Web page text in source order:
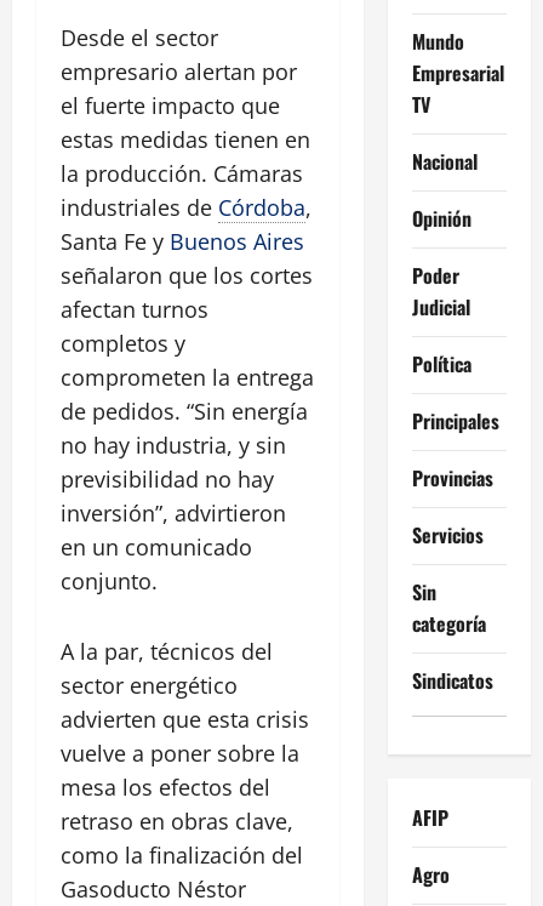
Desde el sector
empresario alertan por
el fuerte impacto que
estas medidas tienen en
la producción. Cámaras
industriales de Córdoba,
Santa Fe y Buenos Aires
señalaron que los cortes
afectan turnos
completos y
comprometen la entrega
de pedidos. “Sin energía
no hay industria, y sin
previsibilidad no hay
inversión”, advirtieron
en un comunicado
conjunto.
A la par, técnicos del
sector energético
advierten que esta crisis
vuelve a poner sobre la
mesa los efectos del
retraso en obras clave,
como la finalización del
Gasoducto Néstor
Mundo
Empresarial
TV
Nacional
Opinión
Poder
Judicial
Política
Principales
Provincias
Servicios
Sin
categoría
Sindicatos
AFIP
Agro